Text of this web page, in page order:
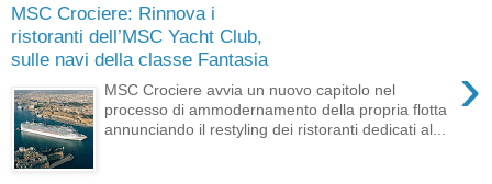
MSC Crociere: Rinnova i
ristoranti dell’MSC Yacht Club,
sulle navi della classe Fantasia
›
MSC Crociere avvia un nuovo capitolo nel
processo di ammodernamento della propria flotta
annunciando il restyling dei ristoranti dedicati al...